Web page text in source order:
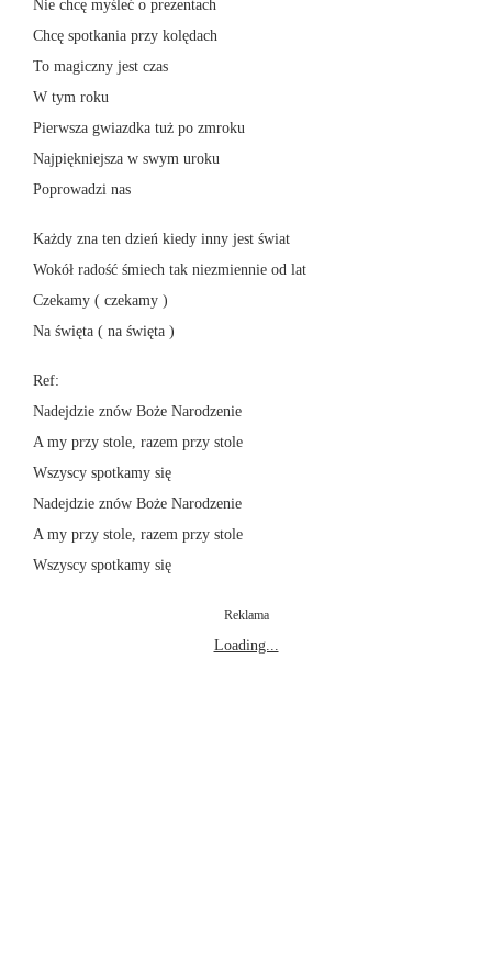
Nie chcę myśleć o prezentach
Chcę spotkania przy kolędach
To magiczny jest czas
W tym roku
Pierwsza gwiazdka tuż po zmroku
Najpiękniejsza w swym uroku
Poprowadzi nas
Każdy zna ten dzień kiedy inny jest świat
Wokół radość śmiech tak niezmiennie od lat
Czekamy ( czekamy )
Na święta ( na święta )
Ref:
Nadejdzie znów Boże Narodzenie
A my przy stole, razem przy stole
Wszyscy spotkamy się
Nadejdzie znów Boże Narodzenie
A my przy stole, razem przy stole
Wszyscy spotkamy się
Reklama
Loading...